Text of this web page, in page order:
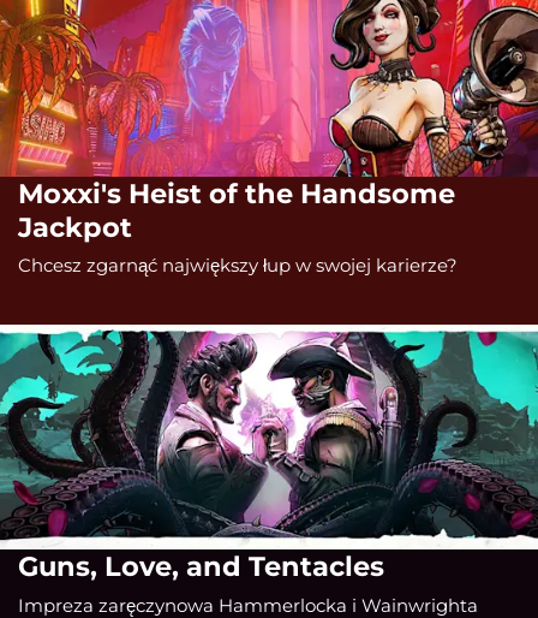
Moxxi's Heist of the Handsome
Jackpot
Chcesz zgarnąć największy łup w swojej karierze?
Guns, Love, and Tentacles
Impreza zaręczynowa Hammerlocka i Wainwrighta